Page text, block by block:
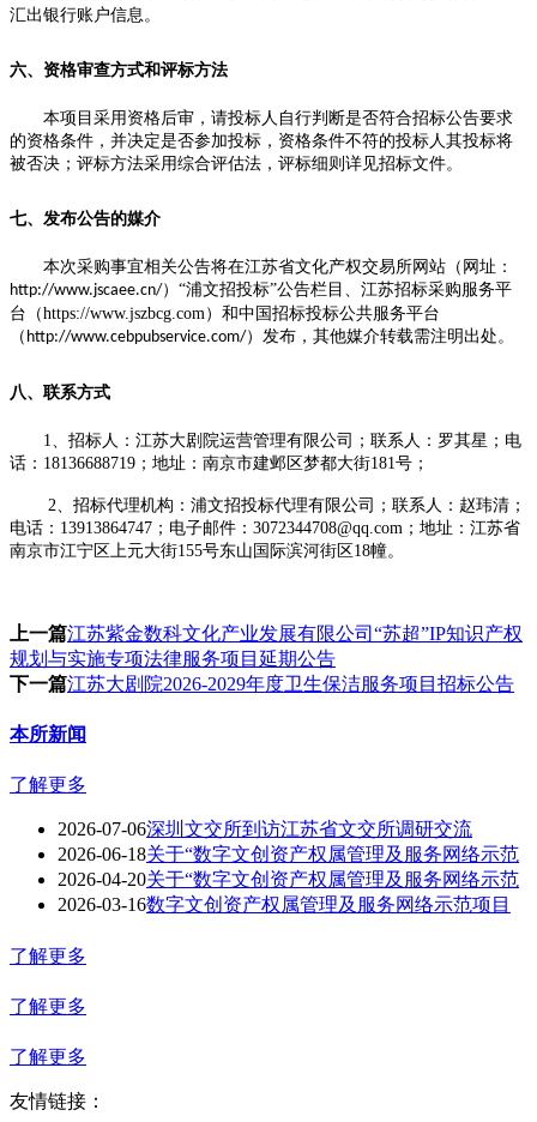
汇出银行账户信息。
六、 资格审查方式和评标方法
本项目采用资格后审，请投标人自行判断是否符合招标公告要求
的资格条件，并决定是否参加投标 ， 资格条件不符的投标人其投标将
被否决；评标方法采用综合评估法，评标细则详见招标文件。
七、发布公告的媒介
本次采购事宜相关公告将在江苏省文化产权交易所网站（网址：
http://www.jscaee.cn/）“浦文招投标”公告栏目 、 江苏招标采购服务平
台 （https://www.jszbcg.com） 和中国招标投标公共服务平台
（ http://www.cebpubservice.com/）发布，其他媒介转载需注明出处。
八、 联系方式
1 招标人：江苏大剧院运营管理有限公司；联系人： 罗其星 ；电
话： 18136688719 ；地址：南京市建邺区梦都大街181 号；
2
招标代理机构：浦文招投标代理有限公司；联系人：赵玮清；
电话： 13913864747 ；电子邮件： 3072344708@qq.com ；地址：江苏省
南京市江宁区上元大街155号东山国际滨河街区 18幢。
上一篇江苏紫金数科文化产业发展有限公司“苏超”IP知识产权
规划与实施专项法律服务项目延期公告
下一篇江苏大剧院2026-2029年度卫生保洁服务项目招标公告
本所新闻
了解更多
2026-07-06深圳文交所到访江苏省文交所调研交流
2026-06-18关于“数字文创资产权属管理及服务网络示范
2026-04-20关于“数字文创资产权属管理及服务网络示范
2026-03-16数字文创资产权属管理及服务网络示范项目
了解更多
了解更多
了解更多
友情链接：